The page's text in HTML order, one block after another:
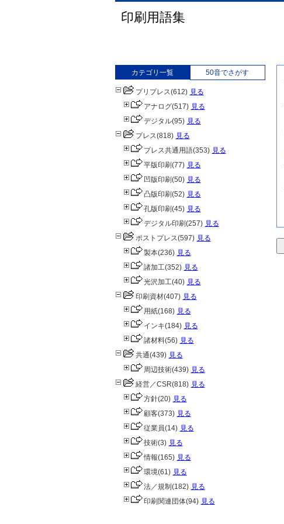
印刷用語集
カテゴリ一覧 50音でさがす
プリプレス(612) 見る
アナログ(517) 見る
デジタル(95) 見る
プレス(818) 見る
プレス共通用語(353) 見る
平版印刷(77) 見る
凹版印刷(50) 見る
凸版印刷(52) 見る
孔版印刷(45) 見る
デジタル印刷(257) 見る
ポストプレス(597) 見る
製本(236) 見る
諸加工(352) 見る
光沢加工(40) 見る
印刷資材(407) 見る
用紙(168) 見る
インキ(184) 見る
諸材料(56) 見る
共通(439) 見る
周辺技術(439) 見る
経営／CSR(818) 見る
方針(20) 見る
顧客(373) 見る
従業員(14) 見る
技術(3) 見る
情報(165) 見る
環境(61) 見る
法／規制 (182) 見る
印刷関連団体(94) 見る